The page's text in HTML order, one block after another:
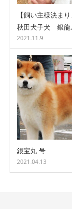
【飼い主様決まり
秋田犬子犬 銀
2021.11.9
銀宝丸 号
2021.04.13